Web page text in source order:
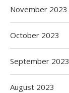
November 2023
October 2023
September 2023
August 2023